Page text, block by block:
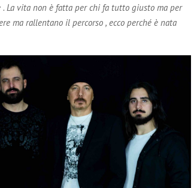
La vita non è fatta per chi fa tutto giusto ma per
ma rallentano il percorso , ecco perché è nata